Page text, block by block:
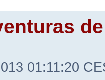
01:11:20